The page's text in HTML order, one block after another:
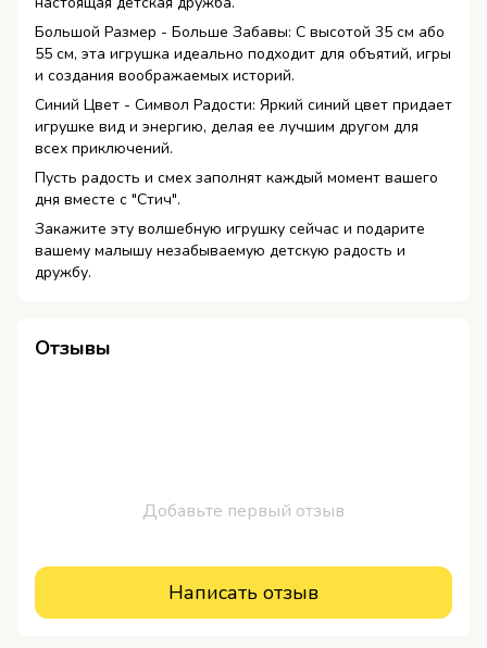
Большой Размер - Больше Забавы: С высотой 35 см або
55 см, эта игрушка идеально подходит для объятий, игры
и создания воображаемых историй.
Синий Цвет - Символ Радости: Яркий синий цвет придает
игрушке вид и энергию, делая ее лучшим другом для
всех приключений.
Пусть радость и смех заполнят каждый момент вашего
дня вместе с "Стич".
Закажите эту волшебную игрушку сейчас и подарите
вашему малышу незабываемую детскую радость и
дружбу.
Отзывы
Добавьте первый отзыв
Написать отзыв